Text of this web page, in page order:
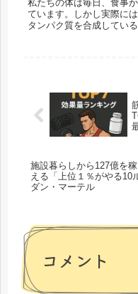
私たちの体は毎日、食事
ています。しかし実際に
タンパク質を合成してい
施設暮らしから127億を
える「上位１％がやる10
ダン・マーテル
コメント